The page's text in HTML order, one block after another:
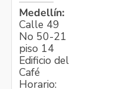
Medellín:
Calle 49
No 50-21
piso 14
Edificio del
Café
Horario: